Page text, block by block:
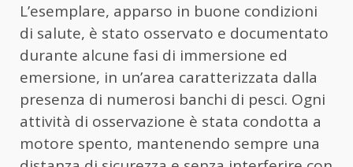
L’esemplare, apparso in buone condizioni
di salute, è stato osservato e documentato
durante alcune fasi di immersione ed
emersione, in un’area caratterizzata dalla
presenza di numerosi banchi di pesci. Ogni
attività di osservazione è stata condotta a
motore spento, mantenendo sempre una